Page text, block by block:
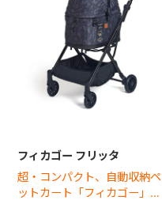
フィカゴー フリッタ
超・コンパクト、自動収納ペ
ットカート「フィカゴー」に